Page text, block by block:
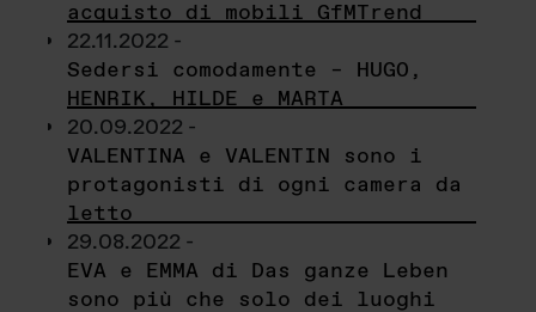
acquisto di mobili GfMTrend
22.11.2022 -
Sedersi comodamente – HUGO,
HENRIK, HILDE e MARTA
20.09.2022 -
VALENTINA e VALENTIN sono i
protagonisti di ogni camera da
letto
29.08.2022 -
EVA e EMMA di Das ganze Leben
sono più che solo dei luoghi